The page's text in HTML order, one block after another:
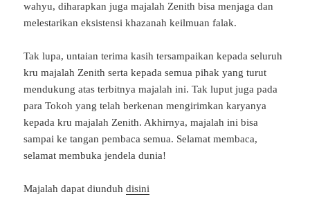
wahyu, diharapkan juga majalah Zenith bisa menjaga dan
melestarikan eksistensi khazanah keilmuan falak.
Tak lupa, untaian terima kasih tersampaikan kepada seluruh
kru majalah Zenith serta kepada semua pihak yang turut
mendukung atas terbitnya majalah ini. Tak luput juga pada
para Tokoh yang telah berkenan mengirimkan karyanya
kepada kru majalah Zenith. Akhirnya, majalah ini bisa
sampai ke tangan pembaca semua. Selamat membaca,
selamat membuka jendela dunia!
Majalah dapat diunduhdisini